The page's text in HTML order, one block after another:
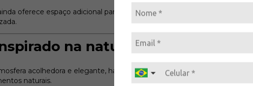
oferece espaço adicional para guardar pequenos objetos,
na natureza
acolhedora e elegante, harmonizando perfeitamente com
naturais.